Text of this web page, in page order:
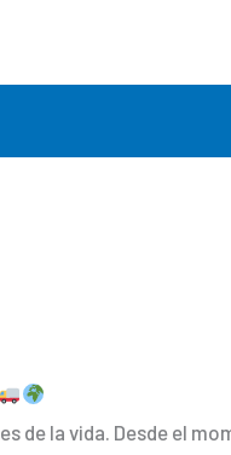
de la vida. Desde el